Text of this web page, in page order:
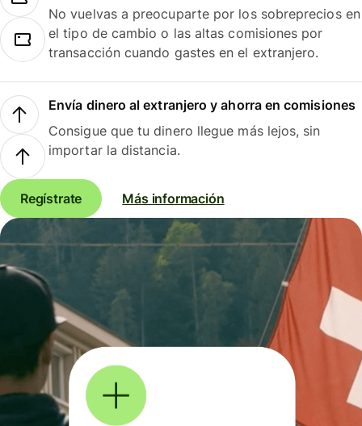
No vuelvas a preocuparte por los sobreprecios en
el tipo de cambio o las altas comisiones por
transacción cuando gastes en el extranjero.
Envía dinero al extranjero y ahorra en comisiones
Consigue que tu dinero llegue más lejos, sin
importar la distancia.
Regístrate Más información